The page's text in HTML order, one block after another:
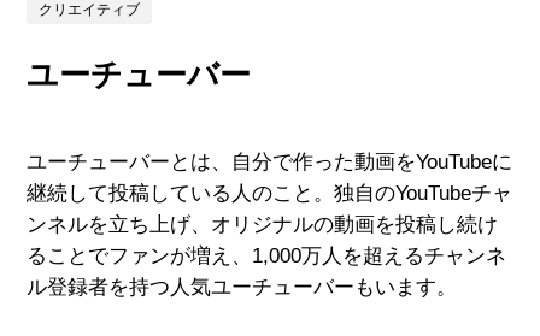
クリエイティブ
ユーチューバー
ユーチューバーとは、自分で作った動画をYouTubeに
継続して投稿している人のこと。独自のYouTubeチャ
ンネルを立ち上げ、オリジナルの動画を投稿し続け
ることでファンが増え、1,000万人を超えるチャンネ
ル登録者を持つ人気ユーチューバーもいます。